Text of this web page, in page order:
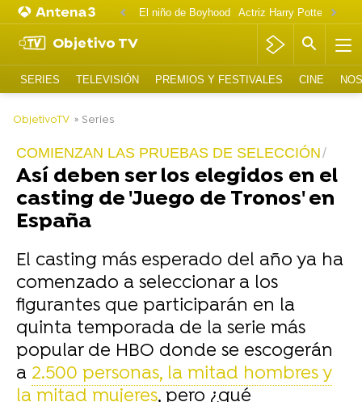
El niño de Boyhood Actriz Harry Potter
Objetivo TV
SERIES TELEVISIÓN PREMIOS Y FESTIVALES CINE
ObjetivoTV » Series
COMIENZAN LAS PRUEBAS DE SELECCIÓN
Así deben ser los elegidos en el
casting de 'Juego de Tronos' en
España
El casting más esperado del año ya ha
comenzado a seleccionar a los
figurantes que participarán en la
quinta temporada de la serie más
popular de HBO donde se escogerán
a 2.500 personas, la mitad hombres y
la mitad mujeres, pero ¿qué